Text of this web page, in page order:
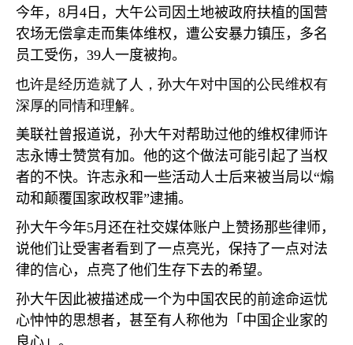
今年， 8月 4 日，大午公司因土地被政府扶植的国营
农场无偿拿走而集体维权，遭公安暴力镇压，多名
员工受伤， 39人一度被拘。
也许是经历造就了人，孙大午对中国的公民维权有
深厚的同情和理解。
美联社曾报道说，孙大午对帮助过他的维权律师许
志永博士赞赏有加。他的这个做法可能引起了当权
者的不快。许志永和一些活动人士后来被当局以“煽
动和颠覆国家政权罪”逮捕。
孙大午今年5月还在社交媒体账户上赞扬那些律师，
说他们让受害者看到了一点亮光，保持了一点对法
律的信心，点亮了他们生存下去的希望。
孙大午因此被描述成一个为中国农民的前途命运忧
心忡忡的思想者，甚至有人称他为「中国企业家的
良心」。